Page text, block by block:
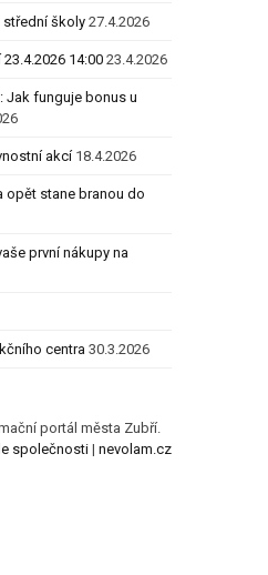
školy 27.4.2026
14:00 23.4.2026
Jak funguje bonus u
akcí 18.4.2026
opět stane branou do
první nákupy na
centra 30.3.2026
portál města Zubří.
společnosti| nevolam.cz